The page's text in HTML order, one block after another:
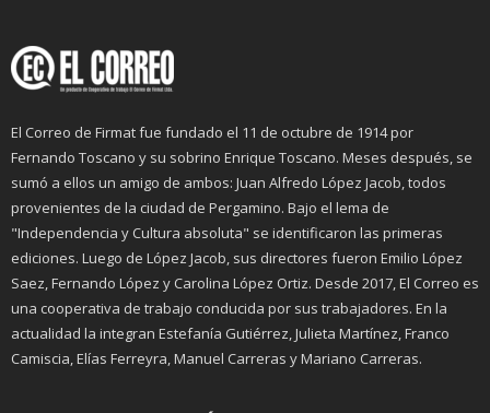
El Correo de Firmat fue fundado el 11 de octubre de 1914 por
Fernando Toscano y su sobrino Enrique Toscano. Meses después, se
sumó a ellos un amigo de ambos: Juan Alfredo López Jacob, todos
provenientes de la ciudad de Pergamino. Bajo el lema de
"Independencia y Cultura absoluta" se identificaron las primeras
ediciones. Luego de López Jacob, sus directores fueron Emilio López
Saez, Fernando López y Carolina López Ortiz. Desde 2017, El Correo es
una cooperativa de trabajo conducida por sus trabajadores. En la
actualidad la integran Estefanía Gutiérrez, Julieta Martínez, Franco
Camiscia, Elías Ferreyra, Manuel Carreras y Mariano Carreras.